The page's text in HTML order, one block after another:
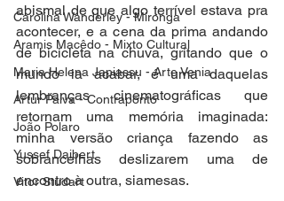
Carolina Wanderley - Mironga
Aramis Macêdo - Mixto Cultural
Maria Helena Japiassu - Arte Venia
Artur Paiva - Contraponto
João Polaro
Yussef Daibert
Vitor Studart
abismal de que algo terrível estava pra
acontecer, e a cena da prima andando
de bicicleta na chuva, gritando que o
mundo ia acabar, é uma daquelas
lembranças cinematográficas que
retornam uma memória imaginada:
minha versão criança fazendo as
sobrancelhas deslizarem uma de
encontro à outra, siamesas.